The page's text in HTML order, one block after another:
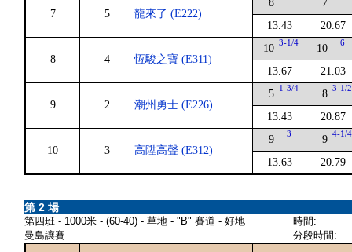
7 5 龍來了 (E222)
8
13.43
7
20.67
8 4 恆駿之寶 (E311)
10 3-1/4
13.67
10 6
21.03
9 2 潮州勇士 (E226)
5 1-3/4
13.43
8 3-1/2
20.87
10 3 高陞高聲 (E312)
9 3
13.63
9 4-1/4
20.79
第 2 場
第四班 - 1000米 - (60-40) - 草地 - "B" 賽道 - 好地
曼島讓賽
時間:
分段時間: